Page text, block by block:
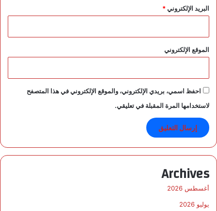
م
ن
ي
ا
ل
ن
و
البريد الإلكتروني*
الموقع الإلكتروني
احفظ اسمي، بريدي الإلكتروني، والموقع الإلكتروني في هذا المتصفح
لاستخدامها المرة المقبلة في تعليقي.
Archives
أغسطس 2026
يوليو 2026